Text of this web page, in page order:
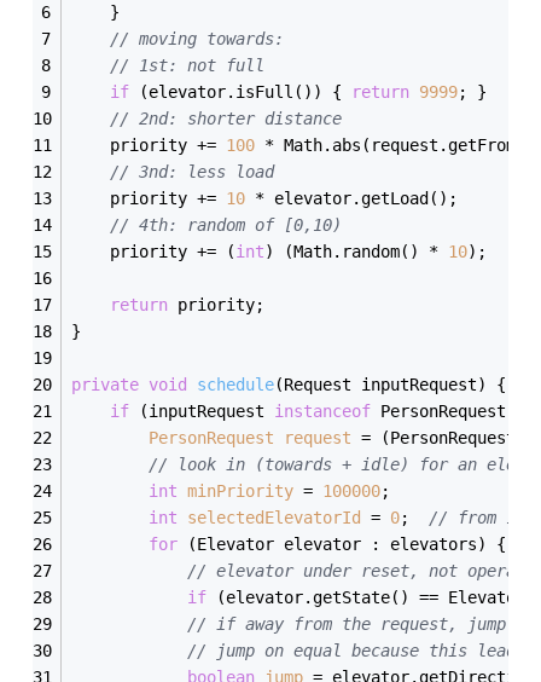
    }
// moving towards:
// 1st: not full
if (elevator.isFull()) { return 9999; }
// 2nd: shorter distance
    priority +=
100 *
// 3nd: less load
    priority +=
10 * elevator.getLoad();
// 4th: random of [0,10)
    priority += (
int) (Math.random() * 10);
return priority;
}
private void schedule(Request inputRequest)
{
if (inputRequest instanceof PersonRequest) {
PersonRequest
request = (PersonRequest)
// look in (towards + idle) for an
int minPriority = 100000;
int
selectedElevatorId = 0; // from 1
for (Elevator elevator : elevators) {
// elevator under reset, not
if (elevator.getState() ==
// if away from the request, jump it
// jump on equal because this
boolean
jump =